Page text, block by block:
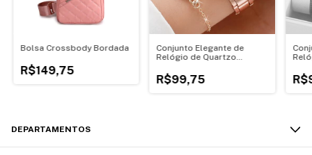
Bolsa Crossbody Bordada
R$149,75
Conjunto Elegante de
Relógio de Quartzo
Pulseira de Aço Inoxidável
R$99,75
DEPARTAMENTOS